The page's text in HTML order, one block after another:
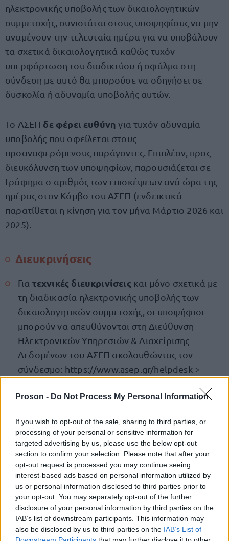
Proson - Do Not Process My Personal Information
If you wish to opt-out of the sale, sharing to third parties, or
processing of your personal or sensitive information for
targeted advertising by us, please use the below opt-out
section to confirm your selection. Please note that after your
opt-out request is processed you may continue seeing
interest-based ads based on personal information utilized by
us or personal information disclosed to third parties prior to
your opt-out. You may separately opt-out of the further
disclosure of your personal information by third parties on the
IAB’s list of downstream participants. This information may
also be disclosed by us to third parties on the IAB’s List of
ηλεκτρονικής υποβολής των δικαιολογητικών
συμμετοχής, συνιστάται στους υποψηφίους να μην
αναμένουν την τελευταία ημέρα για να υποβάλουν
τα σχετικά δικαιολογητικά καθώς τυχόν
υπερφόρτωση του διαδικτύου ή σφάλμα στη
σύνδεση με αυτό θα μπορούσε να οδηγήσει σε
δυσκολία ή αδυναμία υποβολής αυτών.
Το ΑΣΕΠ δε φέρει ευθύνη για τυχόν αδυναμία
υποβολής που οφείλεται στους
προαναφερόμενους παράγοντες. Επιπλέον, προς
διευκόλυνση των υποψηφίων, παρουσιάζεται σε
Γράφημα ο αριθμός των επισκέψεων ανά ώρα της
ημέρας στον Κόμβο του ΑΣΕΠ (ενδεικτικά
παρατίθεται η κίνηση για τον μήνα Μάρτιο 2026 και
2025).
Διευκρινήσεις
Για τεχνικές διευκρινίσεις και μόνο σχετικά με
τη διαδικασία ηλεκτρονικής υποβολής των
δικαιολογητικών συμμετοχής, οι υποψήφιοι
μπορούν να απευθύνονται στη Διεύθυνση
Ηλεκτρονικών Υπηρεσιών & Διαχείρισης
Δεδομένων του ΑΣΕΠ ακολουθώντας τον
σύνδεσμο: https://www.asep.gr/helpdesk >
τηλεφωνικά (2131319100 - Επιλογή 3) τις
20:00, τις αργίες κατά τις ώρες 10:00 μέχρι 16:00
εξαιρουμένης της 1ης Μαΐου 2026.
Γιαγενικές διευκρινίσειςσχετικά με την
Προκήρυξη και τη συμμετοχή σε αυτή οι
υποψήφιοι μπορούν να απευθύνονται στο
Τμήμα Εξυπηρέτησης Πολιτών του ΑΣΕΠ
ακολουθώντας τον σύνδεσμο:
https://www.asep.gr/helpdesk > Δημιουργία